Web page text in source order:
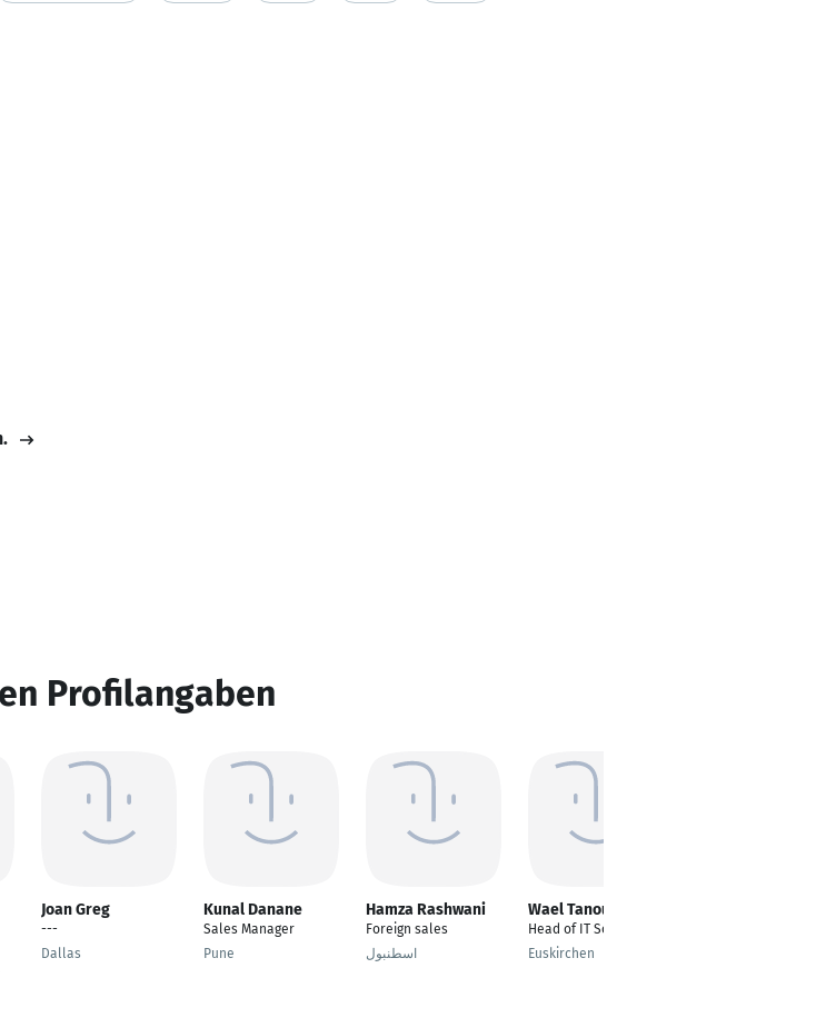
Profilangaben
Joan Greg
---
Dallas
Kunal Danane
Sales Manager
Pune
Hamza Rashwani
Foreign sales
اسطنبول
Wael Tanoukhi
Head of IT Solutions
Euskirchen